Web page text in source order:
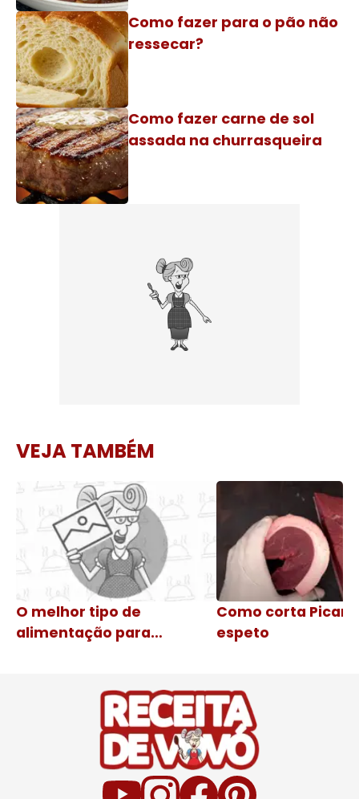
Como fazer para o pão não
ressecar?
Como fazer carne de sol
assada na churrasqueira
VEJA TAMBÉM
O melhor tipo de
alimentação para
Como corta
espeto